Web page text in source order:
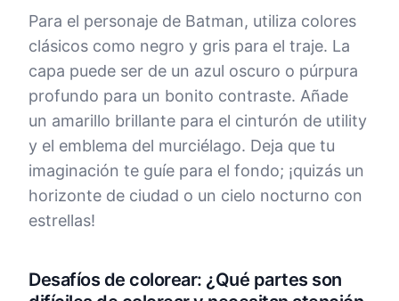
Para el personaje de Batman, utiliza colores
clásicos como negro y gris para el traje. La
capa puede ser de un azul oscuro o púrpura
profundo para un bonito contraste. Añade
un amarillo brillante para el cinturón de utility
y el emblema del murciélago. Deja que tu
imaginación te guíe para el fondo; ¡quizás un
horizonte de ciudad o un cielo nocturno con
estrellas!
Desafíos de colorear: ¿Qué partes son